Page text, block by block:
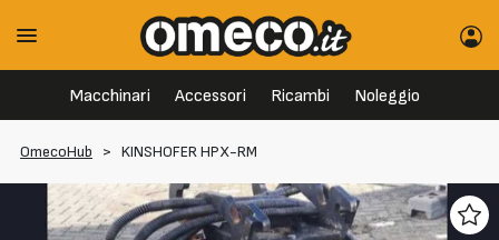
Macchinari Accessori Ricambi Noleggio
OmecoHub > KINSHOFER HPX-RM